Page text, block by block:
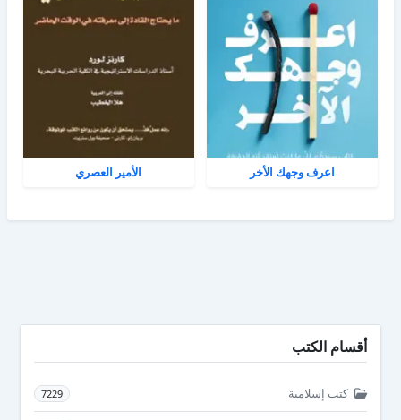
اعرف وجهك الأخر الأمير العصري
أقسام الكتب
كتب إسلامية 7229